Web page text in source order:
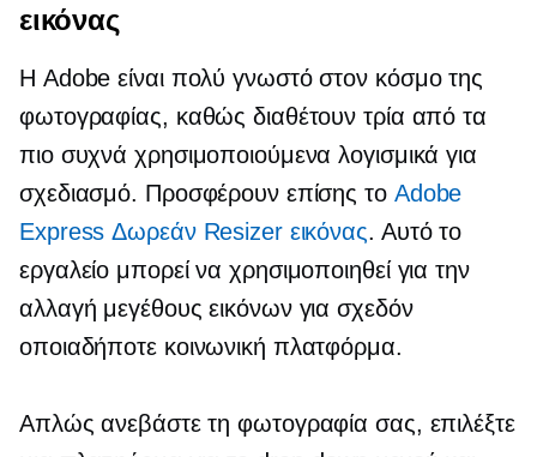
εικόνας
Η Adobe είναι πολύ γνωστόστον κόσμο της
φωτογραφίας, καθώς διαθέτουν τρία από τα
πιο συχνά χρησιμοποιούμενα λογισμικά για
σχεδιασμό. Προσφέρουν επίσης το Adobe
Express Δωρεάν Resizer εικόνας. Αυτό το
εργαλείο μπορεί να χρησιμοποιηθεί για την
αλλαγή μεγέθους εικόνων για σχεδόν
οποιαδήποτε κοινωνική πλατφόρμα.
Απλώς ανεβάστε τη φωτογραφία σας, επιλέξτε